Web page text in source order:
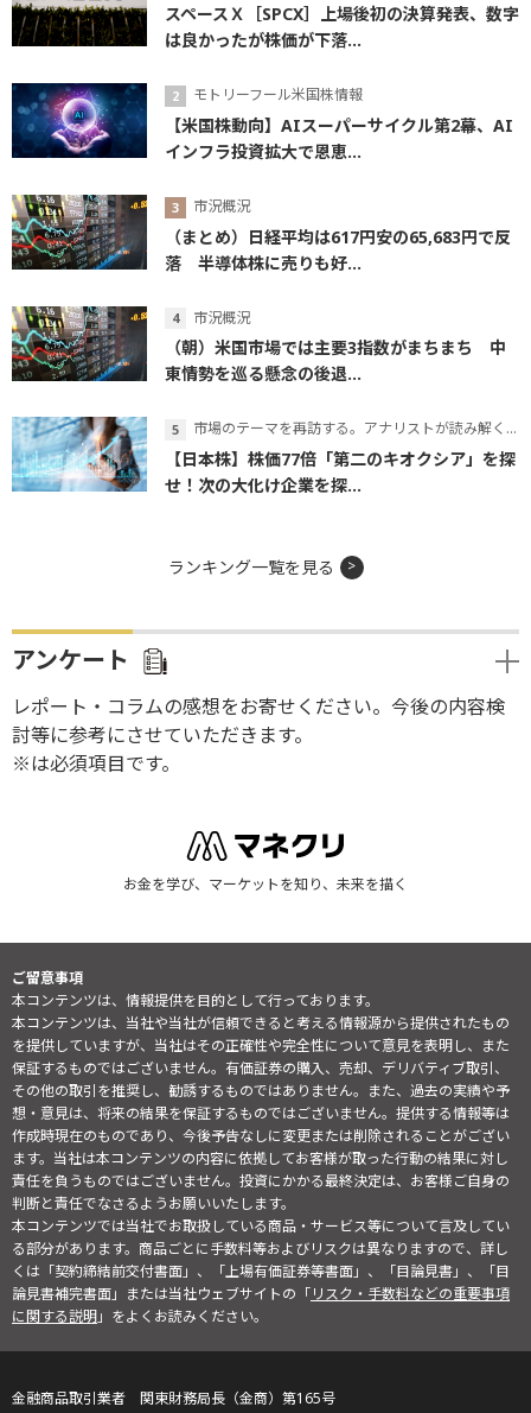
スペースＸ［SPCX］上場後初の決算発表、数字
は良かったが株価が下落...
モトリーフール米国株情報
【米国株動向】AIスーパーサイクル第2幕、AI
インフラ投資拡大で恩恵...
市況概況
（まとめ）日経平均は617円安の65,683円で反
落 半導体株に売りも好...
市況概況
（朝）米国市場では主要3指数がまちまち 中
東情勢を巡る懸念の後退...
市場のテーマを再訪する。アナリストが読み解くテーマの本質
【日本株】株価77倍「第二のキオクシア」を探
せ！次の大化け企業を探...
ランキング一覧を見る
アンケート
レポート・コラムの感想をお寄せください。今後の内容検
討等に参考にさせていただきます。
※は必須項目です。
お金を学び、マーケットを知り、未来を描く
ご留意事項
本コンテンツは、情報提供を目的として行っております。
本コンテンツは、当社や当社が信頼できると考える情報源から提供されたもの
を提供していますが、当社はその正確性や完全性について意見を表明し、また
保証するものではございません。有価証券の購入、売却、デリバティブ取引、
その他の取引を推奨し、勧誘するものではありません。また、過去の実績や予
想・意見は、将来の結果を保証するものではございません。提供する情報等は
作成時現在のものであり、今後予告なしに変更または削除されることがござい
ます。当社は本コンテンツの内容に依拠してお客様が取った行動の結果に対し
責任を負うものではございません。投資にかかる最終決定は、お客様ご自身の
判断と責任でなさるようお願いいたします。
本コンテンツでは当社でお取扱している商品・サービス等について言及してい
る部分があります。商品ごとに手数料等およびリスクは異なりますので、詳し
くは「契約締結前交付書面」、「上場有価証券等書面」、「目論見書」、「目
論見書補完書面」または当社ウェブサイトの「リスク・手数料などの重要事項
に関する説明」をよくお読みください。
金融商品取引業者 関東財務局長（金商）第165号